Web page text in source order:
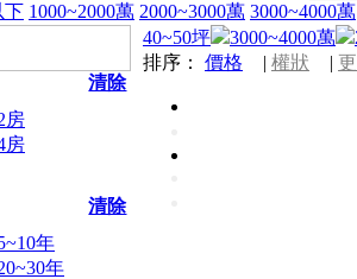
下 1000~2000萬 2000~3000萬 3000~4000萬
清除
房
房
清除
年
年
40~50坪 3000~4000萬
排序： 價格 | 權狀 |